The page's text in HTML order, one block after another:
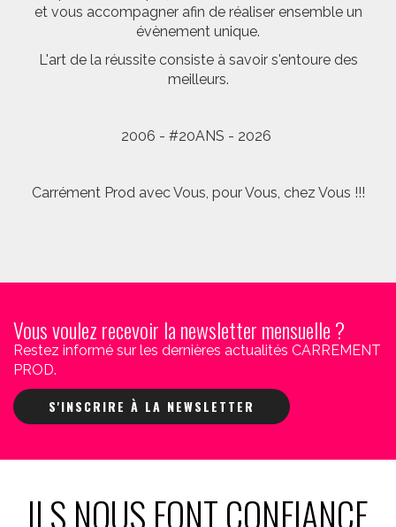
et vous accompagner afin de réaliser ensemble un
évènement unique.
L'art de la réussite consiste à savoir s'entoure des
meilleurs.
2006 - #20ANS - 2026
Carrément Prod avec Vous, pour Vous, chez Vous !!!
Vous voulez recevoir la newsletter mensuelle ?
Restez informé sur les dernières actualités CARREMENT
PROD.
S'INSCRIRE À LA NEWSLETTER
ILS NOUS FONT CONFIANCE